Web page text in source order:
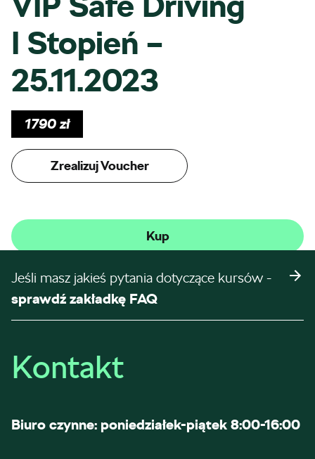
I Stopień –
25.11.2023
1790zł
Zrealizuj Voucher
Kup
Jeśli masz jakieś pytania dotyczące kursów -
sprawdź zakładkę FAQ
Kontakt
Biuro czynne: poniedziałek-piątek 8:00-16:00